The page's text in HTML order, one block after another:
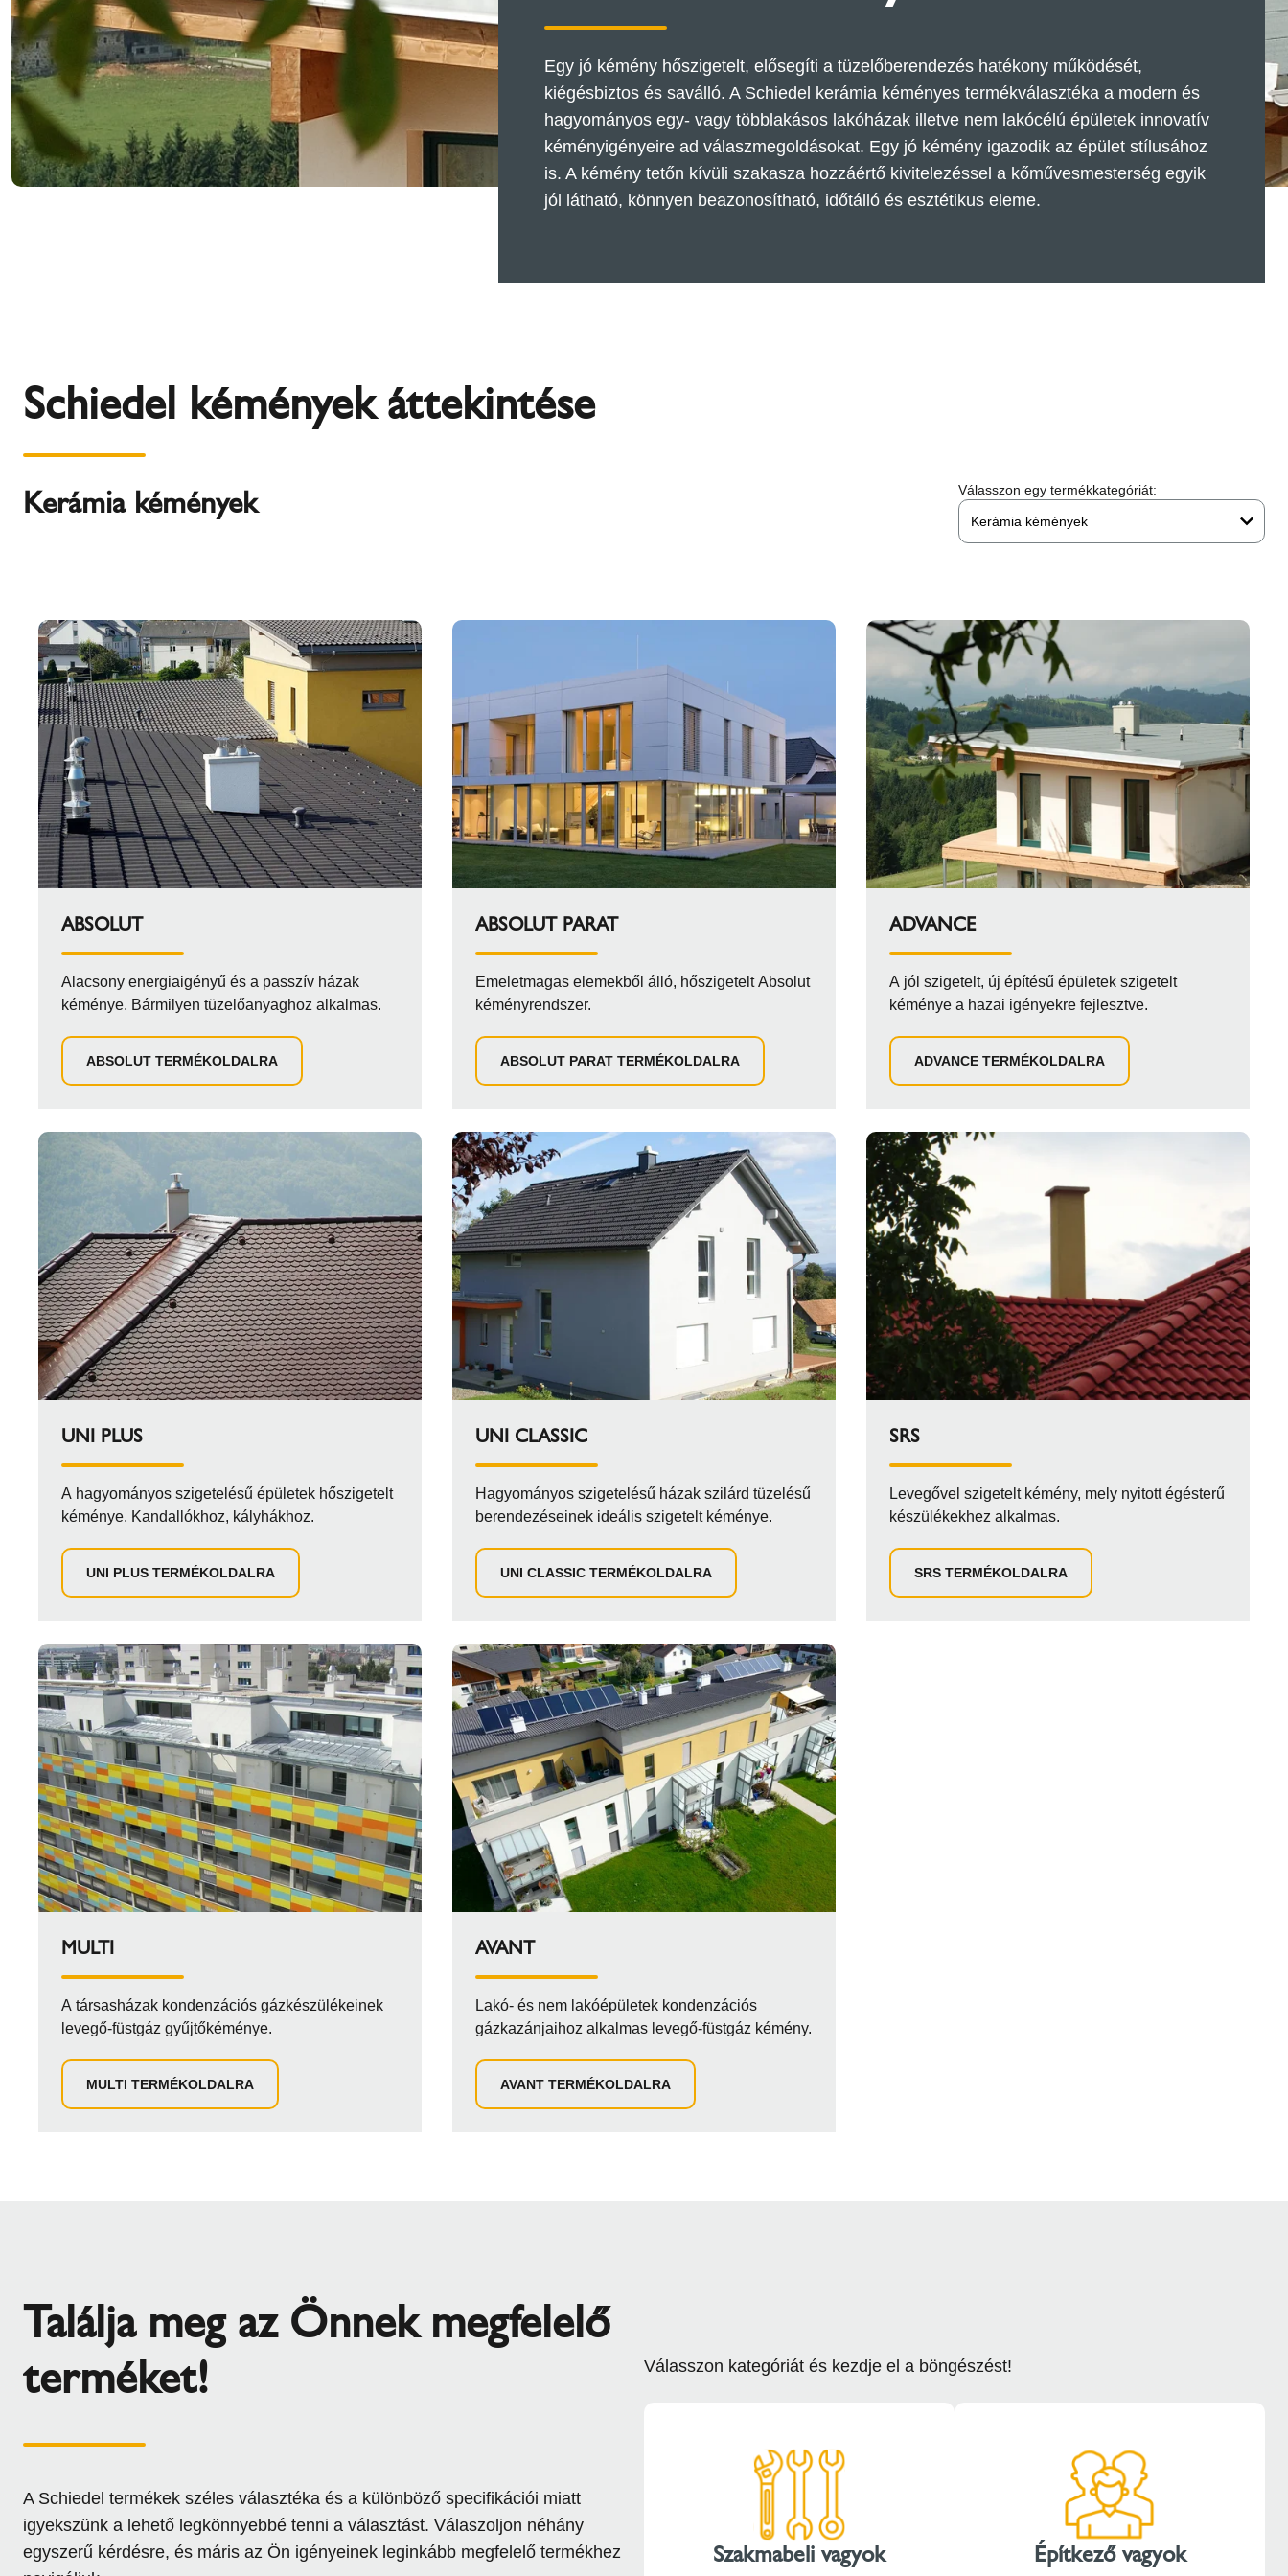
Egy jó kémény hőszigetelt, elősegíti a tüzelőberendezés hatékony működését,
kiégésbiztos és saválló. A Schiedel kerámia kéményes termékválasztéka a modern és
hagyományos egy- vagy többlakásos lakóházak illetve nem lakócélú épületek innovatív
kéményigényeire ad válaszmegoldásokat. Egy jó kémény igazodik az épület stílusához
is. A kémény tetőn kívüli szakasza hozzáértő kivitelezéssel a kőművesmesterség egyik
jól látható, könnyen beazonosítható, időtálló és esztétikus eleme.
Schiedel kémények áttekintése
Kerámia kémények Válasszon egy termékkategóriát:
Kerámia kémények
ABSOLUT
Alacsony energiaigényű és a passzív házak
kéménye. Bármilyen tüzelőanyaghoz alkalmas.
ABSOLUT TERMÉKOLDALRA
ABSOLUT PARAT
Emeletmagas elemekből álló, hőszigetelt Absolut
kéményrendszer.
ABSOLUT PARAT TERMÉKOLDALRA
ADVANCE
A jól szigetelt, új építésű épületek szigetelt
kéménye a hazai igényekre fejlesztve.
ADVANCE TERMÉKOLDALRA
UNI PLUS
A hagyományos szigetelésű épületek hőszigetelt
kéménye. Kandallókhoz, kályhákhoz.
UNI PLUS TERMÉKOLDALRA
UNI CLASSIC
Hagyományos szigetelésű házak szilárd tüzelésű
berendezéseinek ideális szigetelt kéménye.
UNI CLASSIC TERMÉKOLDALRA
SRS
Levegővel szigetelt kémény, mely nyitott égésterű
készülékekhez alkalmas.
SRS TERMÉKOLDALRA
MULTI
A társasházak kondenzációs gázkészülékeinek
levegő-füstgáz gyűjtőkéménye.
MULTI TERMÉKOLDALRA
AVANT
Lakó- és nem lakóépületek kondenzációs
gázkazánjaihoz alkalmas levegő-füstgáz kémény.
AVANT TERMÉKOLDALRA
Találja meg az Önnek megfelelő
terméket!
A Schiedel termékek széles választéka és a különböző specifikációi miatt
igyekszünk a lehető legkönnyebbé tenni a választást. Válaszoljon néhány
egyszerű kérdésre, és máris az Ön igényeinek leginkább megfelelő termékhez
Válasszon kategóriát és kezdje el a böngészést!
Szakmabeli vagyok Építkező vagyok